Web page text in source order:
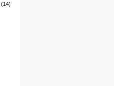
(14)